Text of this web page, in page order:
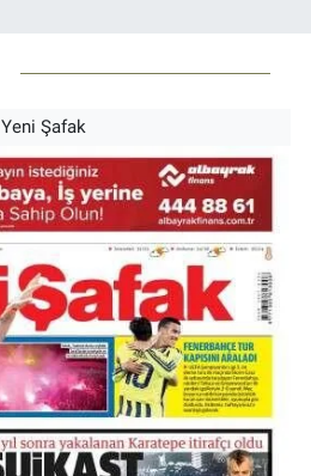
Yeni Şafak